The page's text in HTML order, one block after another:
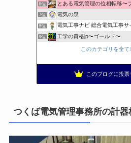
6位 とある電気管理の位相転移〜
7位 電気の泉
8位 電気工事ナビ 総合電気工事サイ
9位 工学の資格jp〜ゴールド〜
日置空調 | エアコン取付 鹿児島 |
このカテゴリを全て
このブログに投票
つくば電気管理事務所の計器